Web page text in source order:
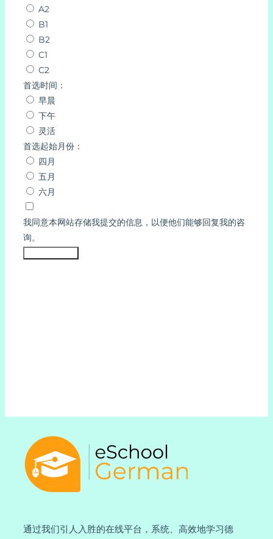
A2
B1
B2
C1
C2
首选时间：
早晨
下午
灵活
首选起始月份：
四月
五月
六月
我同意本网站存储我提交的信息，以便他们能够回复我的咨
询。
通过我们引人入胜的在线平台，系统、高效地学习德